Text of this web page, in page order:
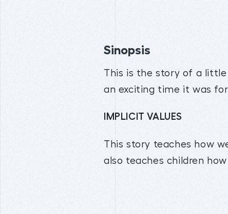
Sinopsis
This is the story of a
an exciting time it was
IMPLICIT VALUES
This story teaches how
also teaches children